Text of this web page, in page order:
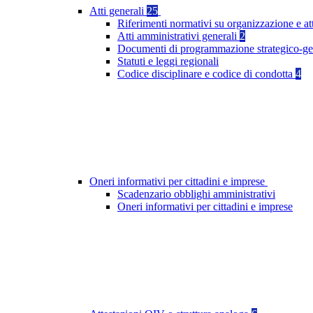
Atti generali 25
Riferimenti normativi su organizzazione e
Atti amministrativi generali 2
Documenti di programmazione strategico-
Statuti e leggi regionali
Codice disciplinare e codice di condotta 4
Oneri informativi per cittadini e imprese
Scadenzario obblighi amministrativi
Oneri informativi per cittadini e imprese